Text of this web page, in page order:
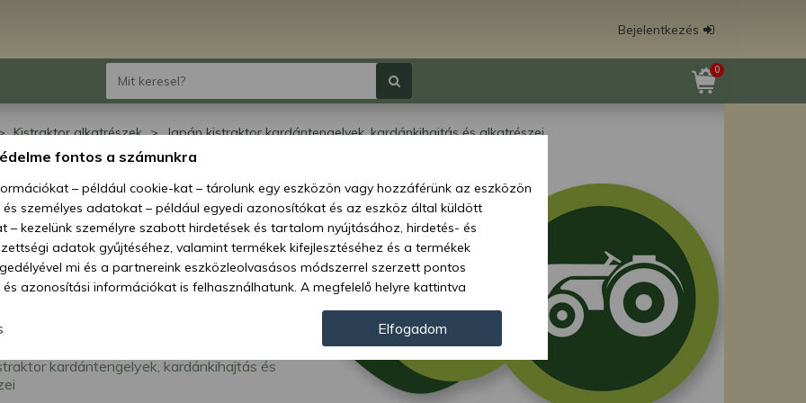
Bejelentkezés
0
Kistraktor alkatrészek Japán kistraktor kardántengelyek, kardánkihajtás és alkatrészei
kistraktor
és
kardántengelyek, kardánkihajtás és
fontos a számunkra
– például cookie-kat – tárolunk egy eszközön vagy hozzáférünk az eszközön
személyes adatokat – például egyedi azonosítókat és az eszköz által küldött
– kezelünk személyre szabott hirdetések és tartalom nyújtásához, hirdetés- és
adatok gyűjtéséhez, valamint termékek kifejlesztéséhez és a termékek
mi és a partnereink eszközleolvasásos módszerrel szerzett pontos
azonosítási információkat is felhasználhatunk. A megfelelő helyre kattintva
mi és a partnereink a fent leírtak szerint adatkezelést végezzünk. Másik
megadása vagy elutasítása előtt részletesebb információkhoz juthat, és
Felhívjuk figyelmét, hogy személyes adatainak bizonyos kezeléséhez nem
Ön hozzájárulása, de jogában áll tiltakozni az ilyen jellegű adatkezelés ellen. A
weboldalra érvényesek. Erre a webhelyre visszatérve vagy az adatvédelmi szabályzatunk
Elfogadom